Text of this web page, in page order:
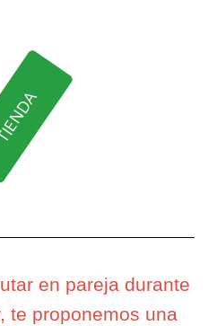
en pareja durante
te proponemos una